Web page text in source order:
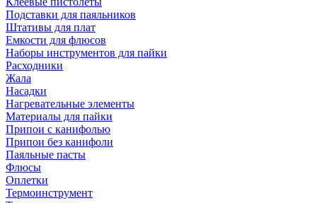
Подставки для паяльников
Штативы для плат
Емкости для флюсов
Наборы инструментов для пайки
Расходники
Жала
Насадки
Нагревательные элементы
Материалы для пайки
Припои с канифолью
Припои без канифоли
Паяльные пасты
Флюсы
Оплетки
Термоинструмент